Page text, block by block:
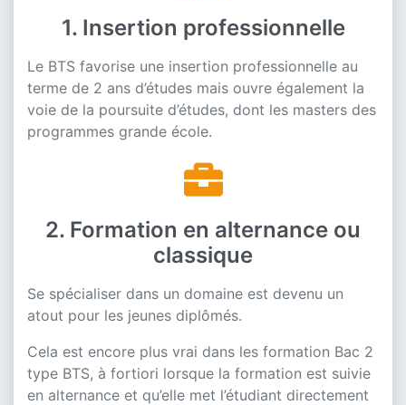
1. Insertion professionnelle
Le BTS favorise une insertion professionnelle au
terme de 2 ans d’études mais ouvre également la
voie de la poursuite d’études, dont les masters des
programmes grande école.
2
2. Formation en alternance ou
classique
Se spécialiser dans un domaine est devenu un
atout pour les jeunes diplômés.
Cela est encore plus vrai dans les formation Bac 2
type BTS, à fortiori lorsque la formation est suivie
en alternance et qu’elle met l’étudiant directement